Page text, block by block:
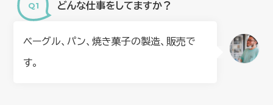
どんな仕事をしてますか？
ベーグル、パン、焼き菓子の製造、販売で
す。